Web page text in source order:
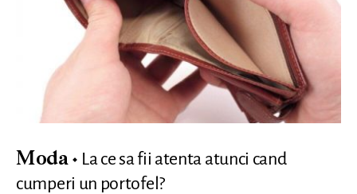
Moda
La ce sa fii atenta atunci cand
cumperi un portofel?